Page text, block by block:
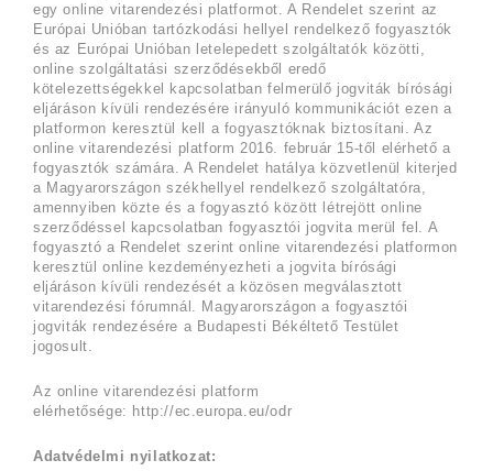
egy online vitarendezési platformot. A Rendelet szerint az
Európai Unióban tartózkodási hellyel rendelkező fogyasztók
és az Európai Unióban letelepedett szolgáltatók közötti,
online szolgáltatási szerződésekből eredő
kötelezettségekkel kapcsolatban felmerülő jogviták bírósági
eljáráson kívüli rendezésére irányuló kommunikációt ezen a
platformon keresztül kell a fogyasztóknak biztosítani. Az
online vitarendezési platform 2016. február 15-től elérhető a
fogyasztók számára. A Rendelet hatálya közvetlenül kiterjed
a Magyarországon székhellyel rendelkező szolgáltatóra,
amennyiben közte és a fogyasztó között létrejött online
szerződéssel kapcsolatban fogyasztói jogvita merül fel. A
fogyasztó a Rendelet szerint online vitarendezési platformon
keresztül online kezdeményezheti a jogvita bírósági
eljáráson kívüli rendezését a közösen megválasztott
vitarendezési fórumnál. Magyarországon a fogyasztói
jogviták rendezésére a Budapesti Békéltető Testület
jogosult.
Az online vitarendezési platform
elérhetősége: http://ec.europa.eu/odr
Adatvédelmi nyilatkozat: